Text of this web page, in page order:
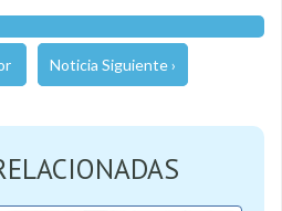
Noticia Siguiente ›